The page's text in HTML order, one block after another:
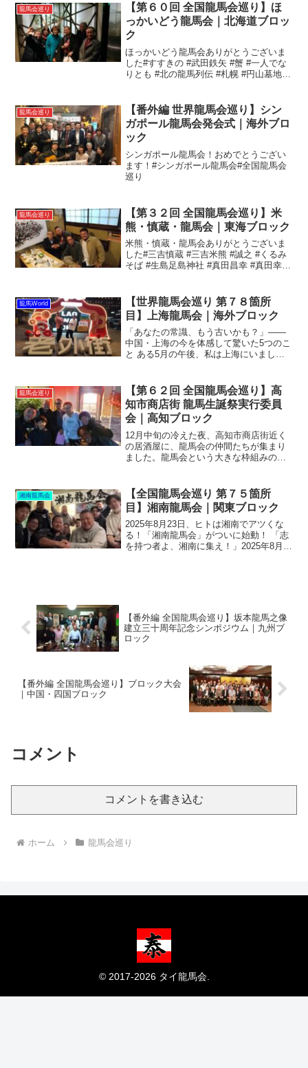
龍馬会巡り
【第６０回 全国龍馬会巡り】ほ
っかいどう龍馬会｜北海道ブロッ
ク
ほっかいどう龍馬会ありがとうございま
した#すすきの #武田鉄矢 #蟹 #一人でな
りとも #北の龍馬列伝 #札幌 #円山墓地 #
鮭親子丼 #えびそば一幻 #...
龍馬会巡り
【番外編 世界龍馬会巡り】シン
ガポール龍馬会発会式｜海外ブロ
ック
シンガポール龍馬会！おめでとうござい
ます！#シンガポール龍馬会#全国龍馬会
巡り
龍馬会巡り
【第３２回 全国龍馬会巡り】米
熊・慎蔵・龍馬会｜東海ブロック
米熊・慎蔵・龍馬会ありがとうございま
した#三吉慎蔵 #三吉米熊 #誠之 #くるみ
そば #生島足島神社 #真田昌幸 #真田幸村
龍馬World
【世界龍馬会巡り 第７８箇所
目】上海龍馬会｜海外ブロック
「あなたの常識、もう古いかも？」——
中国・上海の今を体感して驚いた5つのこ
と ある5月の午後、私は上海にいまし
せん」と言い張る……。一人駆けつけて
くださった上海龍馬会の...
龍馬会巡り
【第６２回 全国龍馬会巡り】高
知市商店街 龍馬生誕祭実行委員
会｜高知ブロック
12月中旬の冷えた夜、高知市商店街近く
の居酒屋に、龍馬会の仲間たちが集まり
ました。龍馬会という大きな枠組みの中
に向けた想いを語り合う場でした。飲み
物を手に話し始めると、...
湘南龍馬会
【全国龍馬会巡り 第７５箇所
目】湘南龍馬会｜関東ブロック
2025年8月23日、ヒトは湘南でアツくな
る！「湘南龍馬会」がついに始動！ 「志
を持つ者よ、湘南に集え！」2025年8月
【番外編 全国龍馬会巡り】坂本龍馬之像
建立三十周年記念シンポジウム｜九州ブ
ロック
【番外編 全国龍馬会巡り】ブロック大会
｜中国・四国ブロック
コメント
コメントを書き込む
ホーム 龍馬会巡り
© 2017-2026 タイ龍馬会.